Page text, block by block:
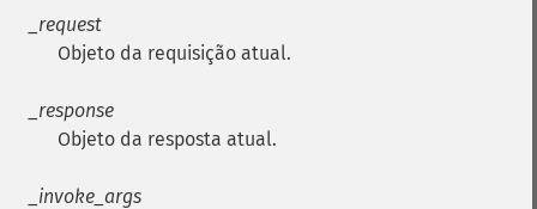
_request
Objeto da requisição atual.
_response
Objeto da resposta atual.
_invoke_args